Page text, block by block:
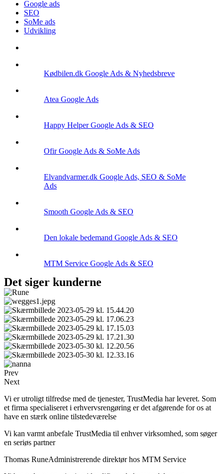
Google ads
SEO
SoMe ads
Udvikling
Kødbilen.dk Google Ads & Nyhedsbreve
Atea Google Ads
Happy Helper Google Ads & SEO
Ofir Google Ads & SoMe Ads
Elvandvarmer.dk Google Ads, SEO & SoMe
Ads
Smooth Google Ads & SEO
Den lokale bedemand Google Ads & SEO
MTM Service Google Ads & SEO
Det siger kunderne
Prev
Next
Vi er utroligt tilfredse med de tjenester, TrustMedia har leveret. Som
et firma specialiseret i erhvervsrengøring er det afgørende for os at
have en stærk online tilstedeværelse
Vi kan varmt anbefale TrustMedia til enhver virksomhed, som søger
en seriøs partner
Thomas RuneAdministrerende direktør hos MTM Service